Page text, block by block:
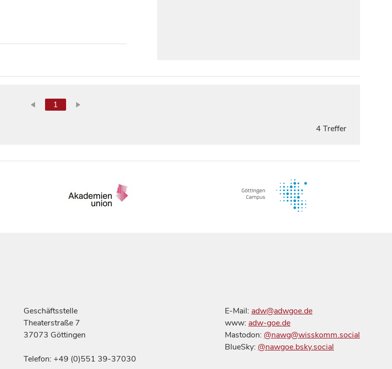
1
4 Treffer
Geschäftsstelle
Theaterstraße 7
37073 Göttingen
Telefon: +49 (0)551 39-37030
E-Mail: adw@adwgoe.de
www: adw-goe.de
Mastodon: @nawg@wisskomm.social
BlueSky: @nawgoe.bsky.social